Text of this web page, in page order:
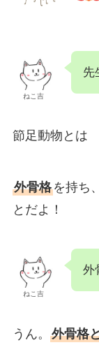
ねこ吉
先
節足動物とは
外骨格を持ち
とだよ！
ねこ吉
外
うん。 外骨格